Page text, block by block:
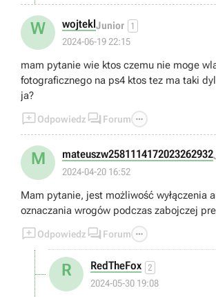
W wojtekl Junior 1
2024-06-19 22:15
mam pytanie wie ktos czemu nie moge
fotograficznego na ps4 ktos tez ma taki
ja?
Odpowiedz  Forum 
M mateuszw2581114172023262932
2024-04-20 16:52
Mam pytanie, jest możliwość wyłączenia
oznaczania wrogów podczas zabojczej
Odpowiedz  Forum 
R RedTheFox 2
2024-05-30 19:08